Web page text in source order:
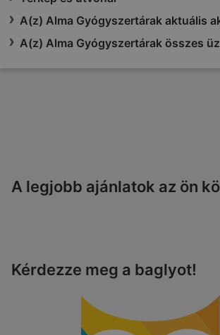
A(z) Alma Gyógyszertárak aktuális
A(z) Alma Gyógyszertárak összes
A legjobb ajánlatok az ön
Kérdezze meg a baglyot!